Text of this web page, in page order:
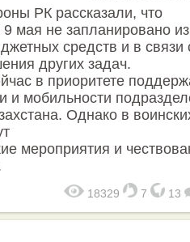
РК рассказали, что
мая не запланировано из
средств и в связи
других задач.
в приоритете
и мобильности
Однако в
мероприятия и
18329 7 13